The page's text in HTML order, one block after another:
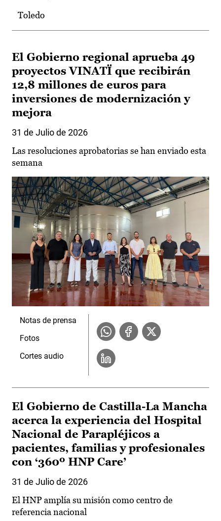
Toledo
El Gobierno regional aprueba 49
proyectos VINATÏ que recibirán
12,8 millones de euros para
inversiones de modernización y
mejora
31 de Julio de 2026
Las resoluciones aprobatorias se han enviado esta
semana
Notas de prensa
Fotos
Cortes audio
El Gobierno de Castilla-La Mancha
acerca la experiencia del Hospital
Nacional de Parapléjicos a
pacientes, familias y profesionales
con ‘360º HNP Care’
31 de Julio de 2026
El HNP amplía su misión como centro de
referencia nacional